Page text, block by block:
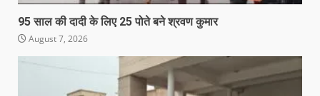
95 साल की दादी के लिए 25 पोते बने श्रवण कुमार
August 7, 2026